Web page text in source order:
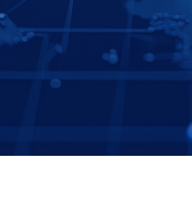
отчеты
Контакты